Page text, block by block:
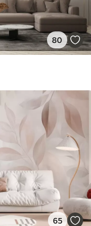
80
65